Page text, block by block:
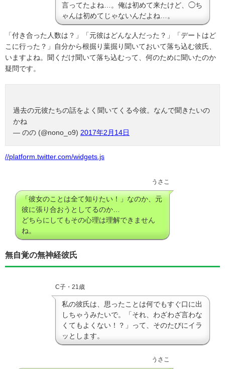
言ってたよね…。俺は初めて来たけど、◯ち
ゃんは初めてじゃないんだよね…。
「付き合った人数は？」「元彼はどんな人だった？」「デートはど
こに行った？」自分から根掘り葉掘り聞いておいて落ち込む彼氏、
いますよね。聞くだけ聞いて落ち込むって、何のために聞いたのか
疑問です。
過去の元彼たちの話をよく聞いてくる今彼。なんで聞きたいの
かね
— のの (@nono_o9) 2017年2月14日
//platform.twitter.com/widgets.js
うさこ
「彼女のことは全て知りたい！」なのか、元
彼に張り合おうとしてるのか…
どちらにしてもその心理は理解できません
ね。
無自覚の無神経彼氏
C子・21歳
私の彼氏は、思ったことは何でもすぐ口に出
しちゃうみたいで。「それ、わざわざ言わな
くてもよくない！？」って、そのたびにイラ
ッとします。
うさこ